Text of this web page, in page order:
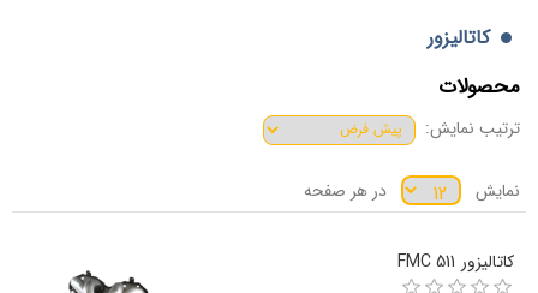
کاتالیزور
محصولات
ترتیب نمایش:
نمایش در هر صفحه
کاتالیزور FMC 511